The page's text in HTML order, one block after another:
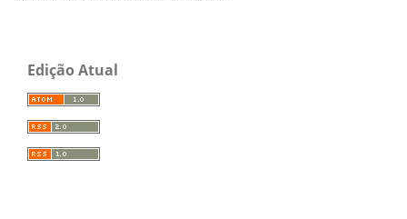
Edição Atual